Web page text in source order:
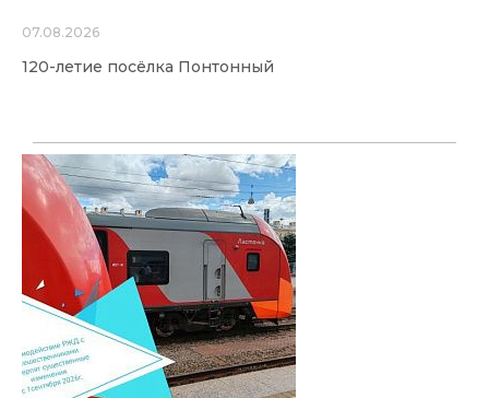
07.08.2026
120-летие посёлка Понтонный